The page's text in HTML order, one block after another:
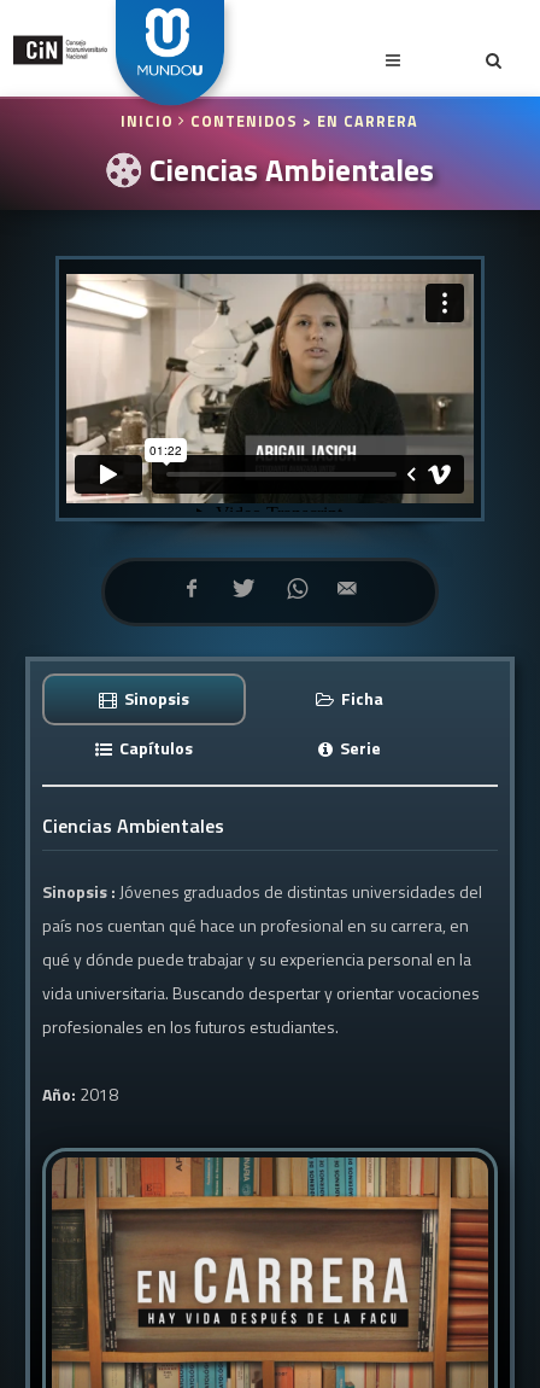
INICIO CONTENIDOS > EN CARRERA
Ciencias Ambientales
Sinopsis
Ficha
Capítulos
Serie
Ciencias Ambientales
Sinopsis : Jóvenes graduados de distintas universidades del
país nos cuentan qué hace un profesional en su carrera, en
qué y dónde puede trabajar y su experiencia personal en la
vida universitaria. Buscando despertar y orientar vocaciones
profesionales en los futuros estudiantes.
Año: 2018